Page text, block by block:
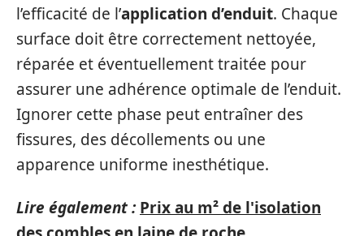
l’efficacité de l’application d’enduit. Chaque
surface doit être correctement nettoyée,
réparée et éventuellement traitée pour
assurer une adhérence optimale de l’enduit.
Ignorer cette phase peut entraîner des
fissures, des décollements ou une
apparence uniforme inesthétique.
Lire également : Prix au m² de l'isolation